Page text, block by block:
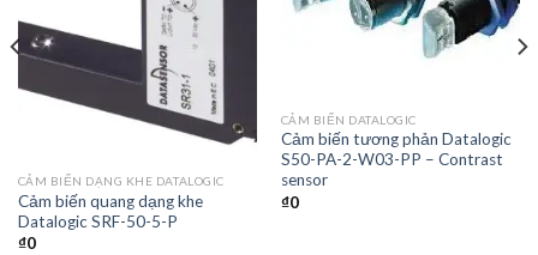
CẢM BIẾN DẠNG KHE DATALOGIC
Cảm biến quang dạng khe
Datalogic SRF-50-5-P
₫0
CẢM BIẾN DATALOGIC
Cảm biến tương phản Datalogic
S50-PA-2-W03-PP – Contrast
sensor
₫0